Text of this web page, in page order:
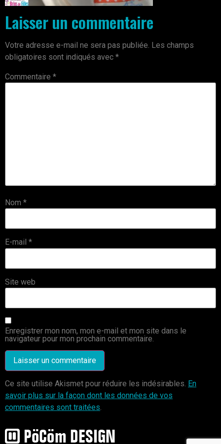
Laisser un commentaire
Votre adresse e-mail ne sera pas publiée. Les champs
obligatoires sont indiqués avec *
Commentaire *
Nom *
E-mail *
Site web
Enregistrer mon nom, mon e-mail et mon site dans le
navigateur pour mon prochain commentaire.
Ce site utilise Akismet pour réduire les indésirables. En
savoir plus sur la façon dont les données de vos
commentaires sont traitées.